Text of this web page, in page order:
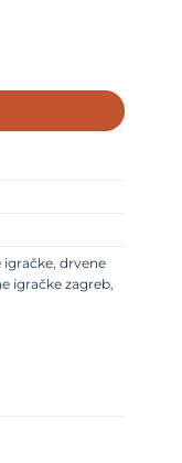
količina
igračke, drvene
igračke zagreb,